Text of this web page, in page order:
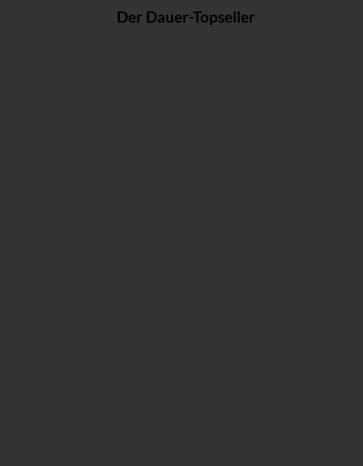
Der Dauer-Topseller